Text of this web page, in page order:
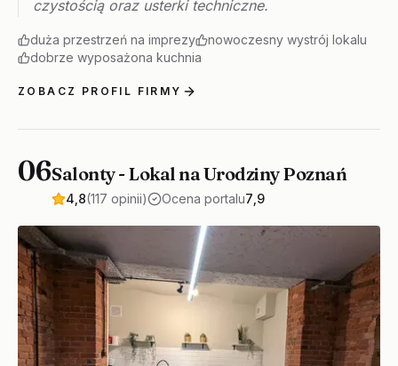
czystością oraz usterki techniczne.
duża przestrzeń na imprezy
nowoczesny wystrój lokalu
dobrze wyposażona kuchnia
ZOBACZ PROFIL FIRMY
06Salonty - Lokal na Urodziny Poznań
4,8(117 opinii) Ocena portalu7,9